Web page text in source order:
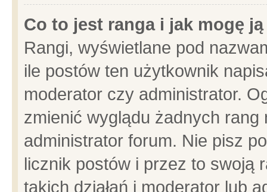
Co to jest ranga i jak mogę
Rangi, wyświetlane pod
ile postów ten użytkownik
moderator czy administrator.
zmienić wyglądu żadnych
administrator forum. Nie pisz
licznik postów i przez to swoją
takich działań i moderator lub